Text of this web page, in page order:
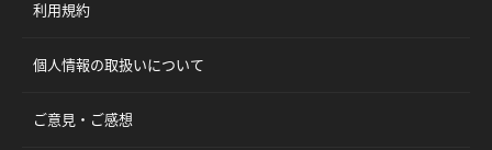
利用規約
個人情報の取扱いについて
ご意見・ご感想